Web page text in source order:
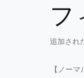
フ
追加され
【ノーマ